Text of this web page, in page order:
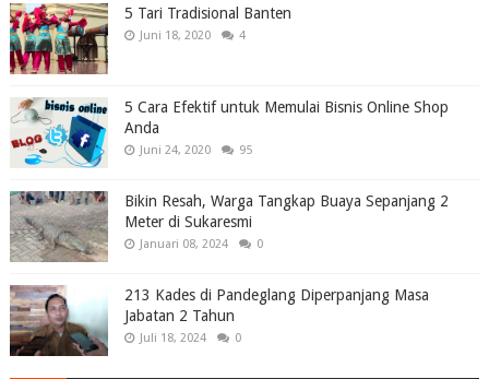
5 Tari Tradisional Banten
Juni 18, 2020 4
5 Cara Efektif untuk Memulai Bisnis Online Shop
Anda
Juni 24, 2020 95
Bikin Resah, Warga Tangkap Buaya Sepanjang 2
Meter di Sukaresmi
Januari 08, 2024 0
213 Kades di Pandeglang Diperpanjang Masa
Jabatan 2 Tahun
Juli 18, 2024 0